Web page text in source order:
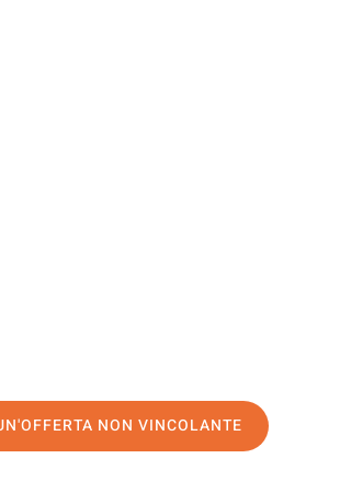
NON VINCOLANTE